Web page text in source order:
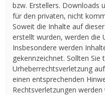
bzw. Erstellers. Downloads
für den privaten, nicht
Soweit die Inhalte auf
erstellt wurden, werden die
Insbesondere werden
gekennzeichnet. Sollten
Urheberrechtsverletzung
einen entsprechenden
Rechtsverletzungen